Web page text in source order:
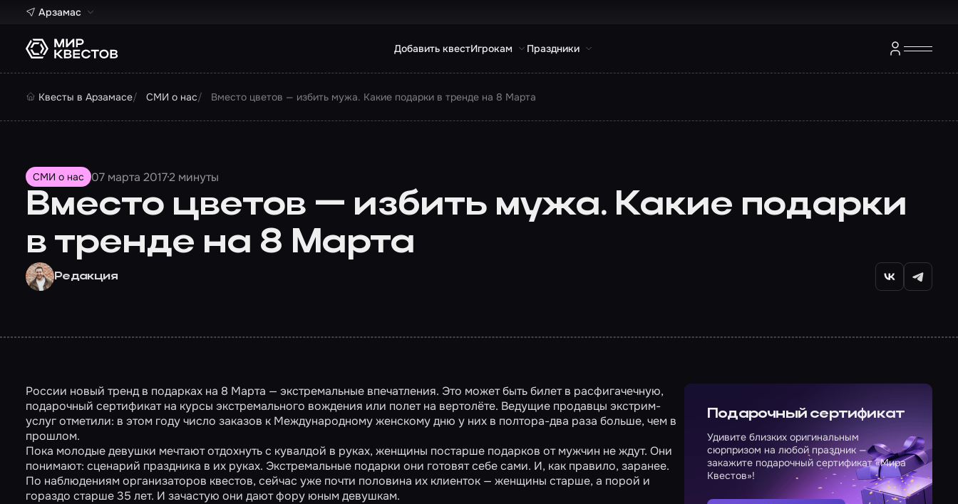
Арзамас
Добавить квестИгрокам Праздники
Квесты в Арзамасе СМИ о нас Вместо цветов — избить мужа. Какие подарки в тренде на 8 Марта
СМИ о нас 07 марта 20172 минуты
Вместо цветов — избить мужа. Какие подарки
в тренде на 8 Марта
Редакция
России новый тренд в подарках на 8 Марта — экстремальные впечатления. Это может быть билет в расфигачечную,
подарочный сертификат на курсы экстремального вождения или полет на вертолёте. Ведущие продавцы экстрим-
услуг отметили: в этом году число заказов к Международному женскому дню у них в полтора-два раза больше, чем в
прошлом.
Пока молодые девушки мечтают отдохнуть с кувалдой в руках, женщины постарше подарков от мужчин не ждут. Они
понимают: сценарий праздника в их руках. Экстремальные подарки они готовят себе сами. И, как правило, заранее.
По наблюдениям организаторов квестов, сейчас уже почти половина их клиенток — женщины старше, а порой и
гораздо старше 35 лет. И зачастую они дают фору юным девушкам.
Подарочный сертификат
Удивите близких оригинальным
сюрпризом на любой праздник —
закажите подарочный сертификат «Мира
Квестов»!